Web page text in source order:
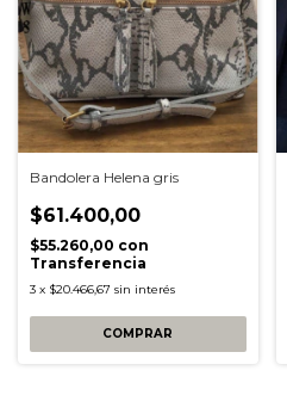
Bandolera Helena gris
$61.400,00
$55.260,00 con
Transferencia
3 x $20.466,67 sin interés